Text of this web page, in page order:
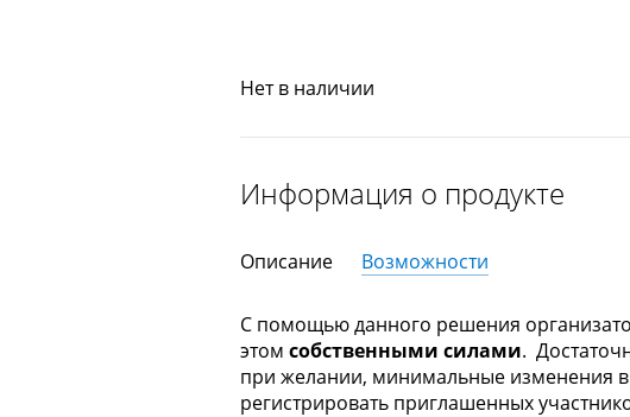
Нет в наличии
Информация о продукте
Описание Возможности
С помощью данного решения
этом собственными силами.
при желании, минимальные изменения в
регистрировать приглашенных